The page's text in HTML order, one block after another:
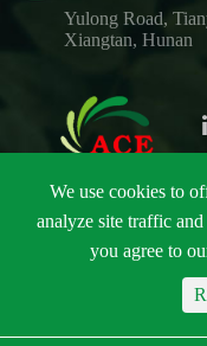
Yulong Road,
Xiangtan, Hunan
Direitos autorais ©
os direitos
Política
We use cookies to
analyze site traffic
you agree to